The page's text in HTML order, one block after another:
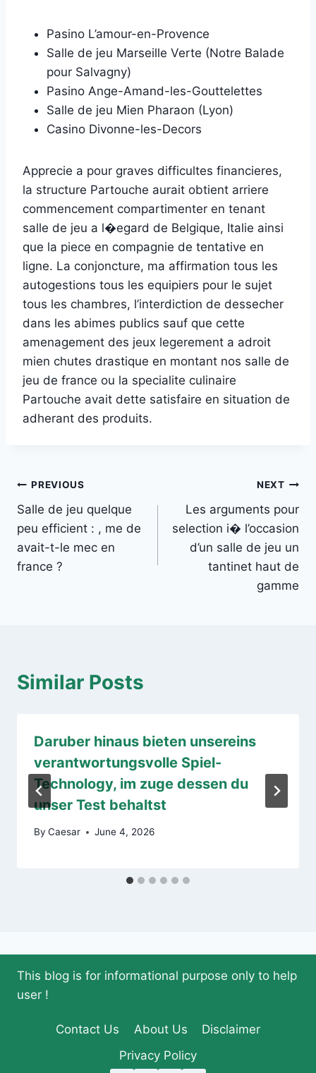
Pasino L’amour-en-Provence
Salle de jeu Marseille Verte (Notre Balade
pour Salvagny)
Pasino Ange-Amand-les-Gouttelettes
Salle de jeu Mien Pharaon (Lyon)
Casino Divonne-les-Decors
Apprecie a pour graves difficultes financieres,
la structure Partouche aurait obtient arriere
commencement compartimenter en tenant
salle de jeu a l�egard de Belgique, Italie ainsi
que la piece en compagnie de tentative en
ligne. La conjoncture, ma affirmation tous les
autogestions tous les equipiers pour le sujet
tous les chambres, l’interdiction de dessecher
dans les abimes publics sauf que cette
amenagement des jeux legerement a adroit
mien chutes drastique en montant nos salle de
jeu de france ou la specialite culinaire
Partouche avait dette satisfaire en situation de
adherant des produits.
Post
navigation
PREVIOUS
Salle de jeu quelque
peu efficient : , me de
avait-t-le mec en
france ?
NEXT
Les arguments pour
selection i� l’occasion
d’un salle de jeu un
tantinet haut de
gamme
Similar Posts
Daruber hinaus bieten unsereins
verantwortungsvolle Spiel-
Technology, im zuge dessen du
unser Test behaltst
By Caesar June 4, 2026
This blog is for informational purpose only to help
user !
Contact Us About Us
Disclaimer
Privacy Policy